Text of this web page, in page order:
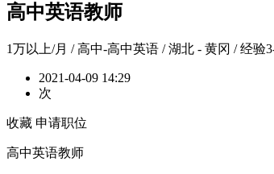
高中英语教师
1万以上/月 / 高中-高中英语 / 湖北 - 黄冈 / 经验
2021-04-09 14:29
次
收藏 申请职位
高中英语教师